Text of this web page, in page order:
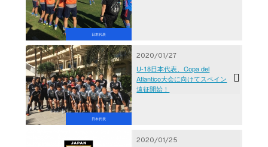
日本代表
日本代表
2020/01/27
U-18日本代表、Copa del
Atlantico大会に向けてスペイン
遠征開始！
2020/01/25